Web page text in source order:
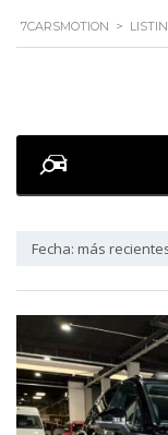
7CARSMOTION >
Fecha: más